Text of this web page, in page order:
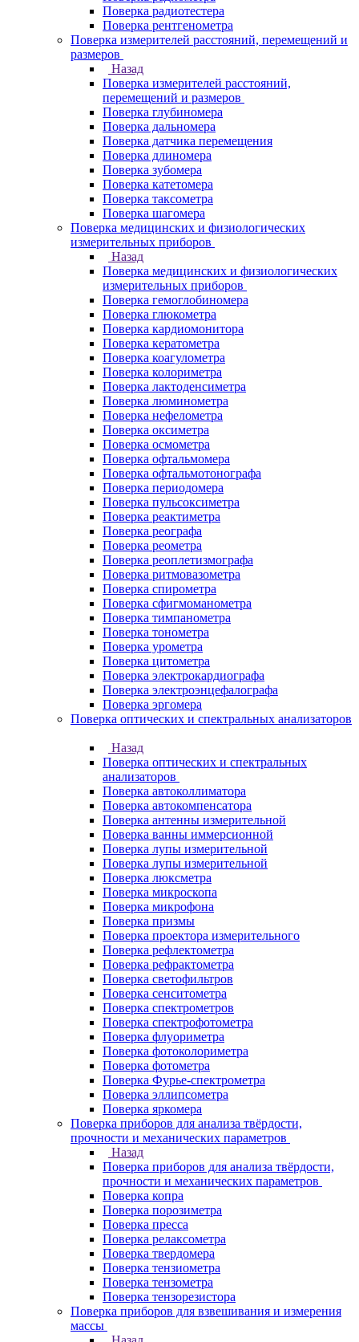
Поверка радиотестера
Поверка рентгенометра
Поверка измерителей расстояний, перемещений и
размеров
Назад
Поверка измерителей расстояний,
перемещений и размеров
Поверка глубиномера
Поверка дальномера
Поверка датчика перемещения
Поверка длиномера
Поверка зубомера
Поверка катетомера
Поверка таксометра
Поверка шагомера
Поверка медицинских и физиологических
измерительных приборов
Назад
Поверка медицинских и физиологических
измерительных приборов
Поверка гемоглобиномера
Поверка глюкометра
Поверка кардиомонитора
Поверка кератометра
Поверка коагулометра
Поверка колориметра
Поверка лактоденсиметра
Поверка люминометра
Поверка нефелометра
Поверка оксиметра
Поверка осмометра
Поверка офтальмомера
Поверка офтальмотонографа
Поверка периодомера
Поверка пульсоксиметра
Поверка реактиметра
Поверка реографа
Поверка реометра
Поверка реоплетизмографа
Поверка ритмовазометра
Поверка спирометра
Поверка сфигмоманометра
Поверка тимпанометра
Поверка тонометра
Поверка урометра
Поверка цитометра
Поверка электрокардиографа
Поверка электроэнцефалографа
Поверка эргомера
Поверка оптических и спектральных анализаторов
Назад
Поверка оптических и спектральных
анализаторов
Поверка автоколлиматора
Поверка автокомпенсатора
Поверка антенны измерительной
Поверка ванны иммерсионной
Поверка лупы измерительной
Поверка лупы измерительной
Поверка люксметра
Поверка микроскопа
Поверка микрофона
Поверка призмы
Поверка проектора измерительного
Поверка рефлектометра
Поверка рефрактометра
Поверка светофильтров
Поверка сенситометра
Поверка спектрометров
Поверка спектрофотометра
Поверка флуориметра
Поверка фотоколориметра
Поверка фотометра
Поверка Фурье-спектрометра
Поверка эллипсометра
Поверка яркомера
Поверка приборов для анализа твёрдости,
прочности и механических параметров
Назад
Поверка приборов для анализа твёрдости,
прочности и механических параметров
Поверка копра
Поверка порозиметра
Поверка пресса
Поверка релаксометра
Поверка твердомера
Поверка тензиометра
Поверка тензометра
Поверка тензорезистора
Поверка приборов для взвешивания и измерения
массы